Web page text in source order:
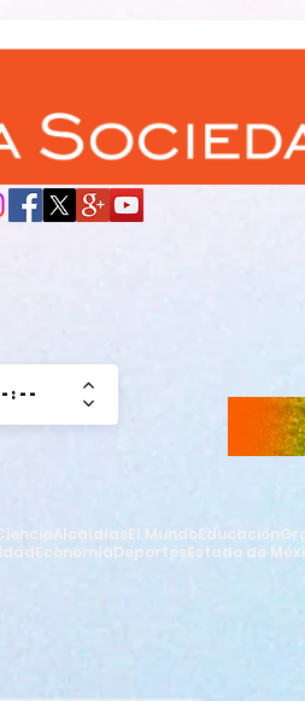
CienciaAlcaldíasEl MundoEducación
EconomíaDeportesEstado de